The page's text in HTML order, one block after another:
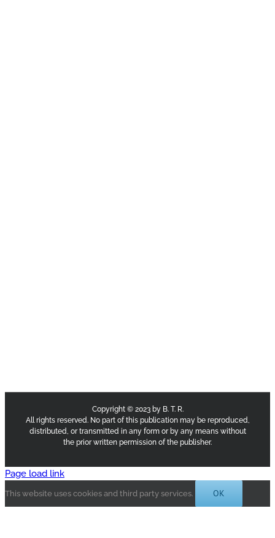
Copyright © 2023 by B. T. R.
All rights reserved. No part of this publication may be reproduced,
distributed, or transmitted in any form or by any means without
the prior written permission of the publisher.
Page load link
This website uses cookies and third party services. OK